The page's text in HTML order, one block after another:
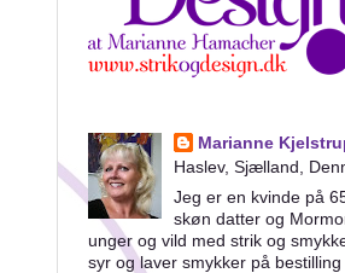
Marianne
Haslev, Sjælland,
Jeg er en kvinde på
skøn datter og
unger og vild med strik og
syr og laver smykker på